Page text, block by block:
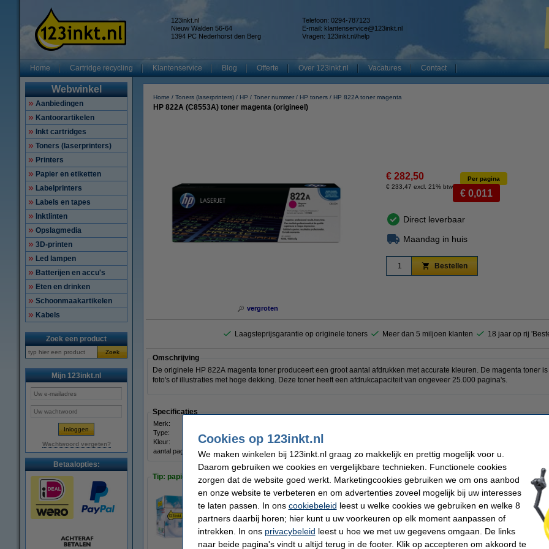
123inkt.nl
Nieuw Walden 56-64
1394 PC Nederhorst den Berg
Telefoon: 0294-787123
E-mail: klantenservice@123inkt.nl
Vragen: 123inkt.nl/help
Home Cartridge recycling Klantenservice Blog Offerte Over 123inkt.nl Vacatures Contact
Webwinkel
Aanbiedingen
Kantoorartikelen
Inkt cartridges
Toners (laserprinters)
Printers
Papier en etiketten
Labelprinters
Labels en tapes
Inktlinten
Opslagmedia
3D-printen
Led lampen
Batterijen en accu's
Eten en drinken
Schoonmaakartikelen
Kabels
Zoek een product
Zoek
Mijn 123inkt.nl
Wachtwoord vergeten?
Betaalopties:
Home Toners (laserprinters) HP Toner nummer HP toners HP 822A toner magenta
HP 822A (C8553A) toner magenta (origineel)
vergroten
€ 282,50
€ 233,47 excl. 21% btw
Per pagina
€ 0,011
Direct leverbaar
Maandag in huis
Bestellen
Laagsteprijsgarantie op originele toners Meer dan 5 miljoen klanten 18 jaar op rij
Omschrijving
De originele HP 822A magenta toner produceert een groot aantal afdrukken met accurate kleuren. De magenta toner
foto's of illustraties met hoge dekking. Deze toner heeft een afdrukcapaciteit van ongeveer 25.000 pagina's.
Specificaties
Merk:
Type:
Kleur:
magenta
aantal pagina's:
± 25.000 pagina's
Tip: papier meebestellen
123inkt kopieerpapier 1 doos van 2.500 vel A4 - 80 grams FSC® Mix Credit
€ 33,50
Cookies op 123inkt.nl
We maken winkelen bij 123inkt.nl graag zo makkelijk en prettig mogelijk voor u.
Daarom gebruiken we cookies en vergelijkbare technieken. Functionele cookies
zorgen dat de website goed werkt. Marketingcookies gebruiken we om ons aanbod
en onze website te verbeteren en om advertenties zoveel mogelijk bij uw interesses
te laten passen. In ons cookiebeleid leest u welke cookies we gebruiken en welke 8
partners daarbij horen; hier kunt u uw voorkeuren op elk moment aanpassen of
intrekken. In ons privacybeleid leest u hoe we met uw gegevens omgaan. De links
naar beide pagina's vindt u altijd terug in de footer. Klik op accepteren om akkoord te